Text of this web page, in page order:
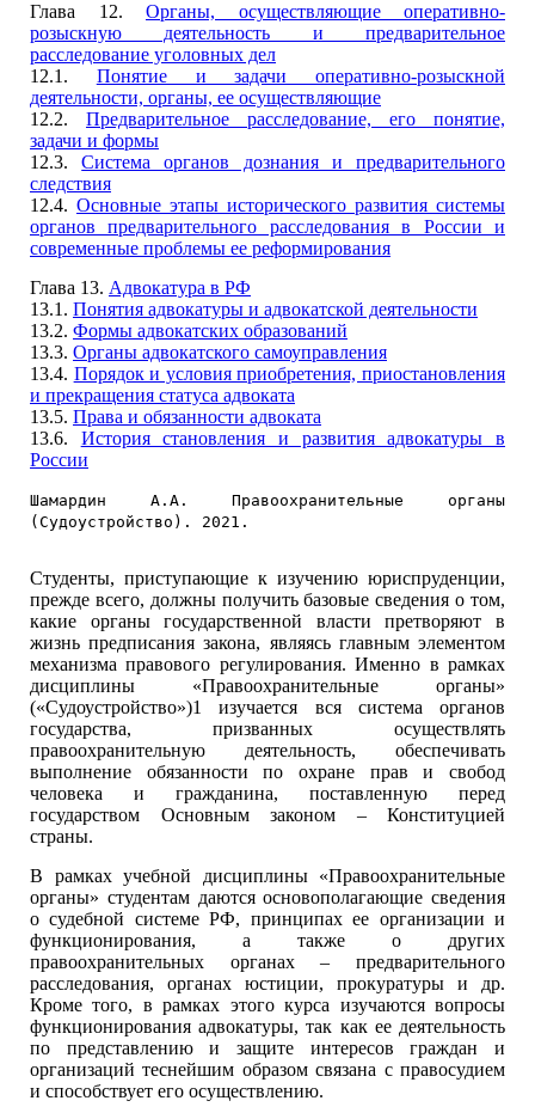
Глава 12. Органы, осуществляющие оперативно-
розыскную деятельность и предварительное
расследование уголовных дел
12.1. Понятие и задачи оперативно-розыскной
деятельности, органы, ее осуществляющие
12.2. Предварительное расследование, его понятие,
задачи и формы
12.3.Система органов дознания и предварительного
следствия
12.4. Основные этапы исторического развития системы
органов предварительного расследования в России и
современные проблемы ее реформирования
Глава 13. Адвокатура в РФ
13.1. Понятия адвокатуры и адвокатской деятельности
13.2. Формы адвокатских образований
13.3. Органы адвокатского самоуправления
13.4. Порядок и условия приобретения, приостановления
и прекращения статуса адвоката
13.5. Права и обязанности адвоката
13.6. История становления и развития адвокатуры в
России
Шамардин А.А. Правоохранительные органы
(Судоустройство). 2021.
Студенты, приступающие к изучению юриспруденции,
прежде всего, должны получить базовые сведения о том,
какие органы государственной власти претворяют в
жизнь предписания закона, являясь главным элементом
механизма правового регулирования. Именно в рамках
дисциплины «Правоохранительные органы»
(«Судоустройство»)1 изучается вся система органов
государства, призванных осуществлять
правоохранительную деятельность, обеспечивать
выполнение обязанности по охране прав и свобод
человека и гражданина, поставленную перед
государством Основным законом – Конституцией
страны.
В рамках учебной дисциплины «Правоохранительные
органы» студентам даются основополагающие сведения
о судебной системе РФ, принципах ее организации и
функционирования, а также о других
правоохранительных органах – предварительного
расследования, органах юстиции, прокуратуры и др.
Кроме того, в рамках этого курса изучаются вопросы
функционирования адвокатуры, так как ее деятельность
по представлению и защите интересов граждан и
организаций теснейшим образом связана с правосудием
и способствует его осуществлению.